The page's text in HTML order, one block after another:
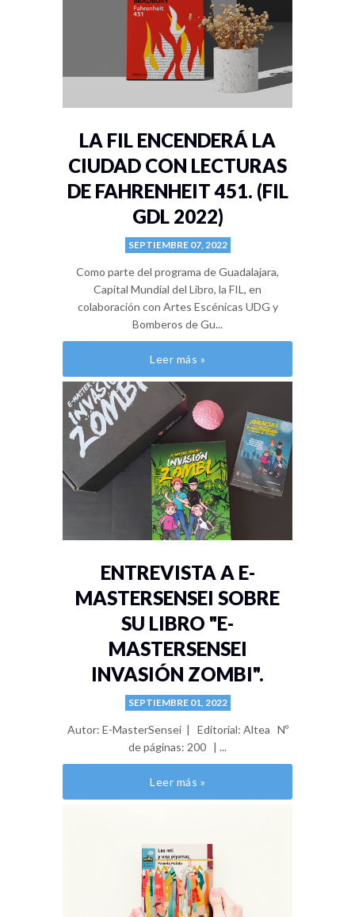
LA FIL ENCENDERÁ LA
CIUDAD CON LECTURAS
DE FAHRENHEIT 451. (FIL
GDL 2022)
SEPTIEMBRE 07, 2022
Como parte del programa de Guadalajara,
Capital Mundial del Libro, la FIL, en
colaboración con Artes Escénicas UDG y
Bomberos de Gu...
Leer más »
ENTREVISTA A E-
MASTERSENSEI SOBRE
SU LIBRO "E-
MASTERSENSEI
INVASIÓN ZOMBI".
SEPTIEMBRE 01, 2022
Autor: E-MasterSensei | Editorial: Altea Nº
de páginas: 200 | ...
Leer más »